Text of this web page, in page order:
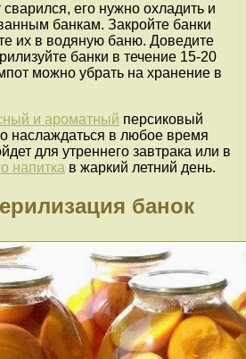
сварился, его нужно охладить и
банкам. Закройте банки
их в водяную баню. Доведите
банки в течение 15-20
можно убрать на хранение в
и ароматный персиковый
наслаждаться в любое время
для утреннего завтрака или в
напитка в жаркий летний день.
банок